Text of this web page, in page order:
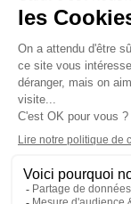
Contactez-